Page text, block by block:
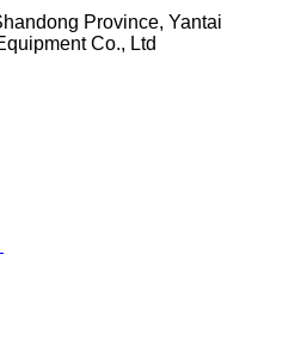
Province, Yantai
Co., Ltd